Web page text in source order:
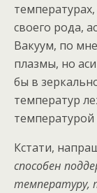
своего рода,
Вакуум, по
плазмы, но
бы в
температур
Кстати,
способен
температуру,